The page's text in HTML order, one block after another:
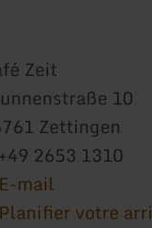
Zeit
10
Zettingen
+49 2653 1310
E-mail
Planifier votre